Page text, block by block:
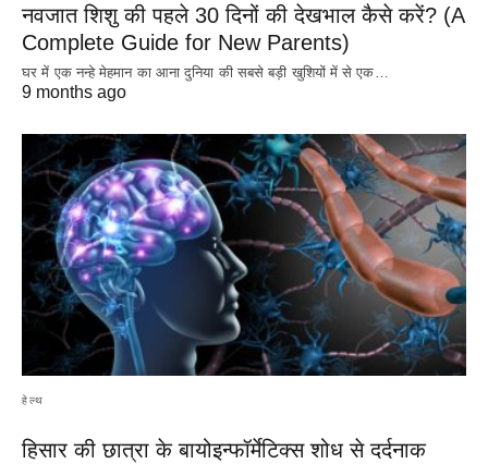
नवजात शिशु की पहले 30 दिनों की देखभाल कैसे करें? (A
Complete Guide for New Parents)
घर में एक नन्हे मेहमान का आना दुनिया की सबसे बड़ी खुशियों में से एक…
9 months ago
हेल्थ
हिसार की छात्रा के बायोइन्फॉर्मेटिक्स शोध से दर्दनाक